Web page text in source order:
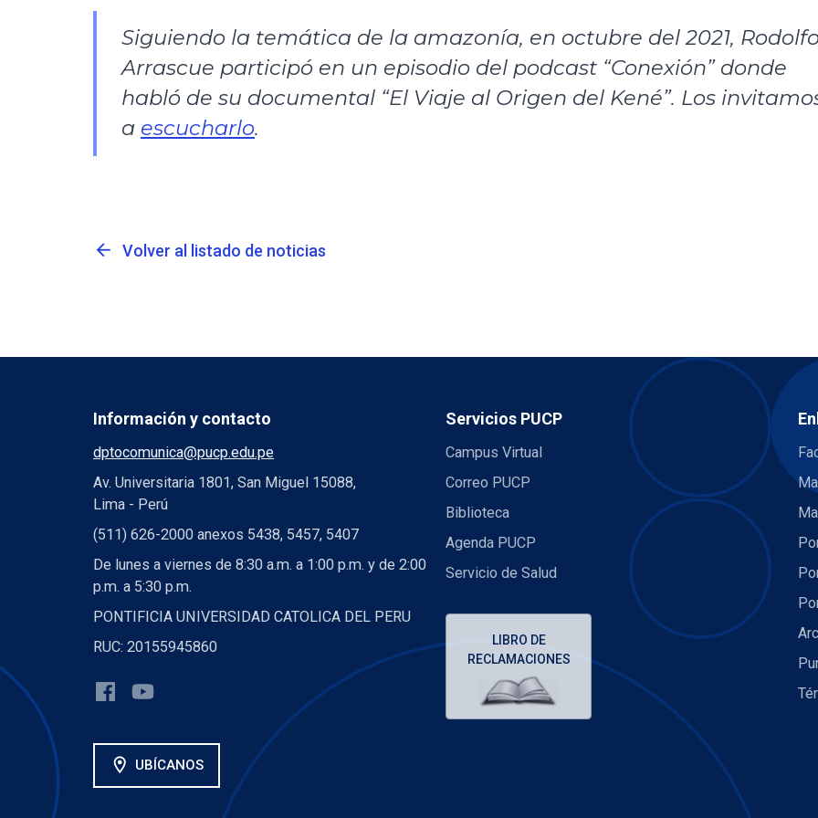
Siguiendo la temática de la amazonía, en octubre del 2021,
Arrascue participó en un episodio del podcast “Conexión” donde
habló de su documental “El Viaje al Origen del Kené”. Los
a escucharlo.
arrow_back Volver al listado de noticias
Información y contacto
dptocomunica@pucp.edu.pe
Av. Universitaria 1801, San Miguel 15088,
Lima - Perú
(511) 626-2000 anexos 5438, 5457, 5407
De lunes a viernes de 8:30 a.m. a 1:00 p.m. y de 2:00
p.m. a 5:30 p.m.
PONTIFICIA UNIVERSIDAD CATOLICA DEL PERU
RUC: 20155945860
location_on UBÍCANOS
Servicios PUCP
Campus Virtual
Correo PUCP
Biblioteca
Agenda PUCP
Servicio de Salud
LIBRO DE
RECLAMACIONES